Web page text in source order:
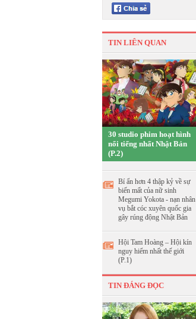
TIN LIÊN QUAN
30 studio phim hoạt hình
nổi tiếng nhất Nhật Bản
(P.2)
Bí ẩn hơn 4 thập kỷ về sự
biến mất của nữ sinh
Megumi Yokota - nạn nhân
vụ bắt cóc xuyên quốc gia
gây rúng động Nhật Bản
Hội Tam Hoàng – Hội kín
nguy hiểm nhất thế giới
(P.1)
TIN ĐÁNG ĐỌC